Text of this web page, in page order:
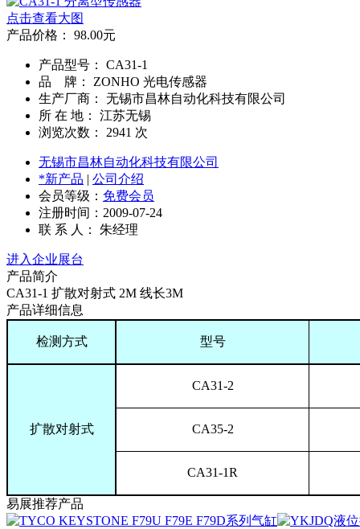
点击查看大图
产品价格： 98.00元
产品型号： CA31-1
品 牌： ZONHO 光电传感器
生产厂商： 无锡市昌林自动化科技有限公司
所 在 地： 江苏无锡
浏览次数： 2941 次
无锡市昌林自动化科技有限公司
*新产品 | 公司介绍
会员等级： 免费会员
注册时间：2009-07-24
联 系 人： 朱经理
进入企业展台
产品简介
CA31-1 扩散对射式 2M 线长3M
产品详细信息
检测方式 型号
扩散对射式
CA31-2
CA35-2
CA31-1R
易展推荐产品